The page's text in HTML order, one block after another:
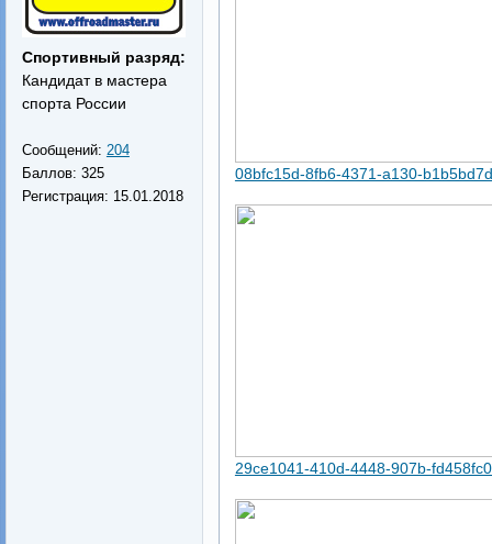
Спортивный разряд:
Кандидат в мастера
спорта России
Сообщений: 204
Баллов: 325
Регистрация: 15.01.2018
08bfc15d-8fb6-4371-a130-
29ce1041-410d-4448-907b-